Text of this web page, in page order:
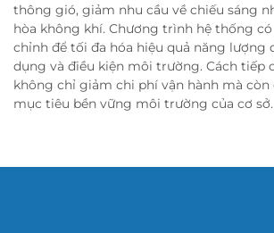
thông gió, giảm nhu cầu về chiếu sáng
hòa không khí. Chương trình hệ thống
chỉnh để tối đa hóa hiệu quả năng lượng
dụng và điều kiện môi trường. Cách tiếp
không chỉ giảm chi phí vận hành mà còn
mục tiêu bền vững môi trường của cơ sở.